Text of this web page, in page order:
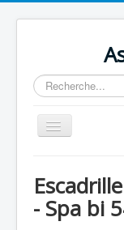
Rechercher
Basculer
la
Chronologie
Escadrilles
- Spa bi